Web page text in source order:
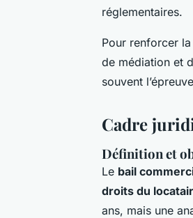
réglementaires.
Pour renforcer
de médiation et
souvent
Cadre
Définition et
Le bail
droits du
ans, mais une